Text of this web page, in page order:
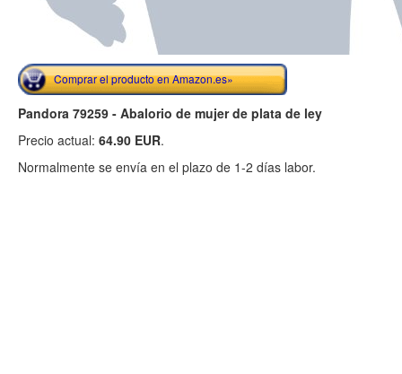
Comprar el producto en Amazon.es»
Pandora 79259 - Abalorio de mujer de plata de ley
Precio actual: 64.90 EUR.
Normalmente se envía en el plazo de 1-2 días labor.